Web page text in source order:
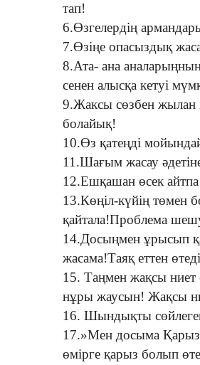
тап!
6.Өзгелердің
7.Өзіңе опасыздық
8.Ата- ана
сенен алысқа кетуі
9.Жаксы сөзбен
болайық!
10.Өз қатеңді
11.Шағым жасау
12.Ешқашан өсек
13.Көңіл-күйің төмен
қайтала!Проблема
14.Досыңмен ұрысып
жасама!Таяқ еттен
15. Таңмен жақсы ниет
нұры жаусын! Жақсы
16. Шындықты
17.»Мен досыма
өмірге қарыз болып